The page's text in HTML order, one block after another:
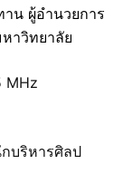
าน ผู้อำนวยการ
าวิทยาลัย
MHz
บริหารศิลป